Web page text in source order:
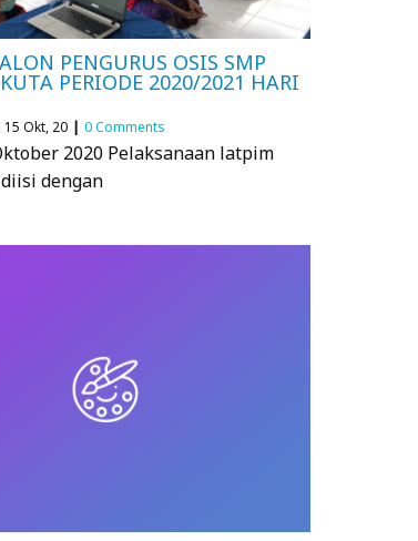
PENGURUS OSIS SMP
PERIODE 2020/2021 HARI
15 Okt, 20 | 0 Comments
2020 Pelaksanaan latpim
dengan